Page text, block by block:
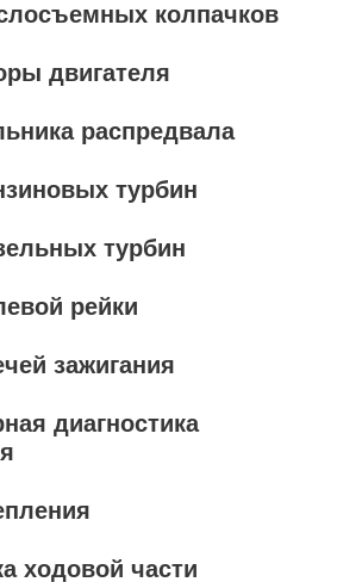
колпачков
двигателя
распредвала
турбин
турбин
рейки
зажигания
диагностика
ходовой части